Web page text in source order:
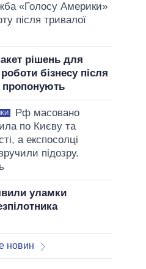
«Голосу Америки»
після тривалої
рішень для
бізнесу після
Рф масовано
по Києву та
а експосолці
підозру.
уламки
новин